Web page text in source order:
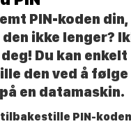
PIN-koden
ikke lenger?
Du kan enkelt
den ved å følge
en datamaskin.
PIN-